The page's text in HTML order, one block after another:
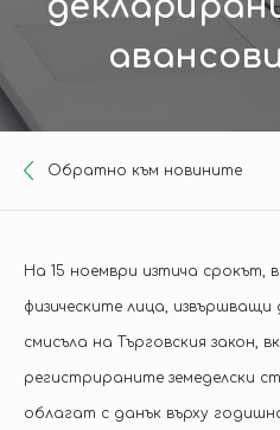
Oбратно към новините
На 15 ноември изтича срокът,
физическите лица,
смисъла на Търговския закон,
регистрираните земеделски
облагат с данък върху